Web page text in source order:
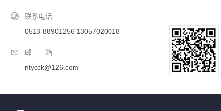
联系电话
0513-88901256 13057020018
邮 箱
ntycck@126.com